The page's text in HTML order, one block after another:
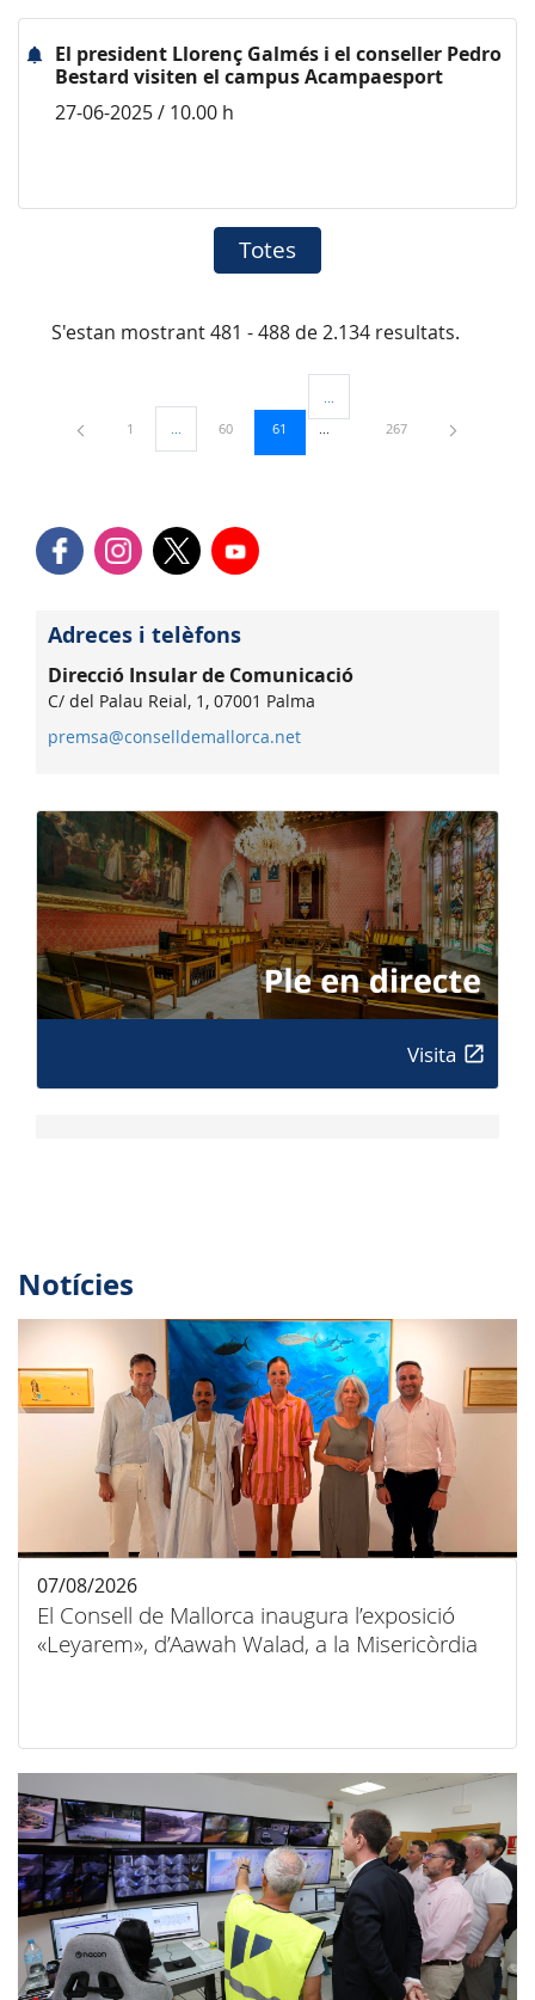
El president Llorenç Galmés i el conseller Pedro
Bestard visiten el campus Acampaesport
27-06-2025 / 10.00 h
Totes
S'estan mostrant 481 - 488 de 2.134 resultats.
Pàgina
1 ...Pàgines intermèdies Utilitzeu TAB per navegar.
Pàgina
60 Pàgina
61
Pàgines intermèdies Utilitzeu
Pàgina
267
Adreces i telèfons
Direcció Insular de Comunicació
C/ del Palau Reial, 1, 07001 Palma
premsa@conselldemallorca.net
Visita
Notícies
El Consell de Mallorca inaugura l’exposició
«Leyarem», d’Aawah Walad, a la Misericòrdia
07/08/2026